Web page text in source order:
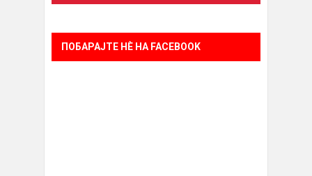
ПОБАРАЈТЕ НÈ НА FACEBOOK